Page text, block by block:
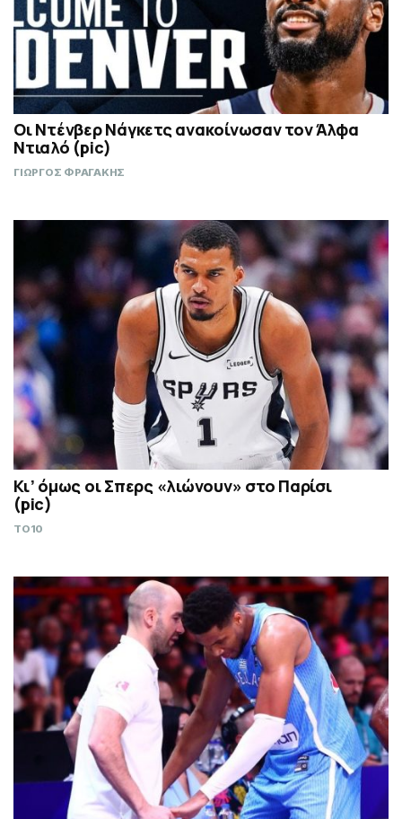
Οι Ντένβερ Νάγκετς ανακοίνωσαν τον Άλφα
Ντιαλό (pic)
ΓΙΩΡΓΟΣ ΦΡΑΓΑΚΗΣ
Κι’ όμως οι Σπερς «λιώνουν» στο Παρίσι
(pic)
TO10